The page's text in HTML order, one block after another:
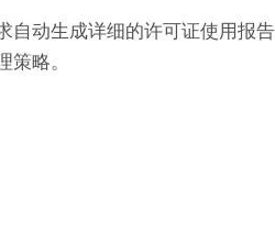
动生成详细的许可证使用报
略。